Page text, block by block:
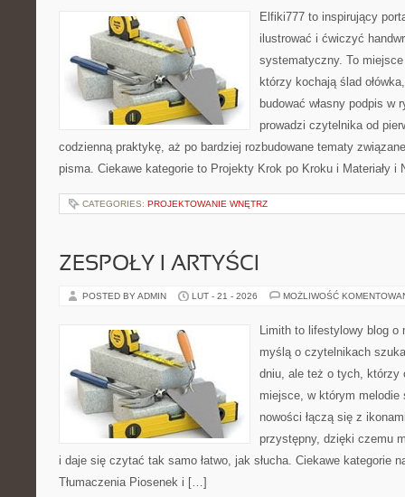
Elfiki777 to inspirujący
ilustrować i ćwiczyć
systematyczny. To
którzy kochają ślad
budować własny podpis w
prowadzi czytelnika od
codzienną praktykę, aż po bardziej rozbudowane tematy
pisma. Ciekawe kategorie to Projekty Krok po Kroku i Materiały
CATEGORIES: PROJEKTOWANIE WNĘTRZ
ZESPOŁY I ARTYŚCI
POSTED BY ADMIN LUT - 21 - 2026 MOŻLIWOŚĆ
Limith to lifestylowy blog o
myślą o czytelnikach
dniu, ale też o tych, którzy
miejsce, w którym
nowości łączą się z
przystępny, dzięki czemu
i daje się czytać tak samo łatwo, jak słucha. Ciekawe kategorie
Tłumaczenia Piosenek i […]